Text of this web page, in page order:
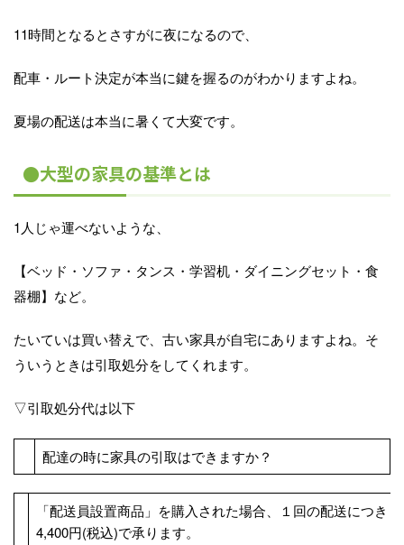
11時間となるとさすがに夜になるので、
配車・ルート決定が本当に鍵を握るのがわかりますよね。
夏場の配送は本当に暑くて大変です。
●大型の家具の基準とは
1人じゃ運べないような、
【ベッド・ソファ・タンス・学習机・ダイニングセット・食
器棚】など。
たいていは買い替えで、古い家具が自宅にありますよね。そ
ういうときは引取処分をしてくれます。
▽引取処分代は以下
配達の時に家具の引取はできますか？
「配送員設置商品」を購入された場合、１回の配送につき
4,400円(税込)で承ります。